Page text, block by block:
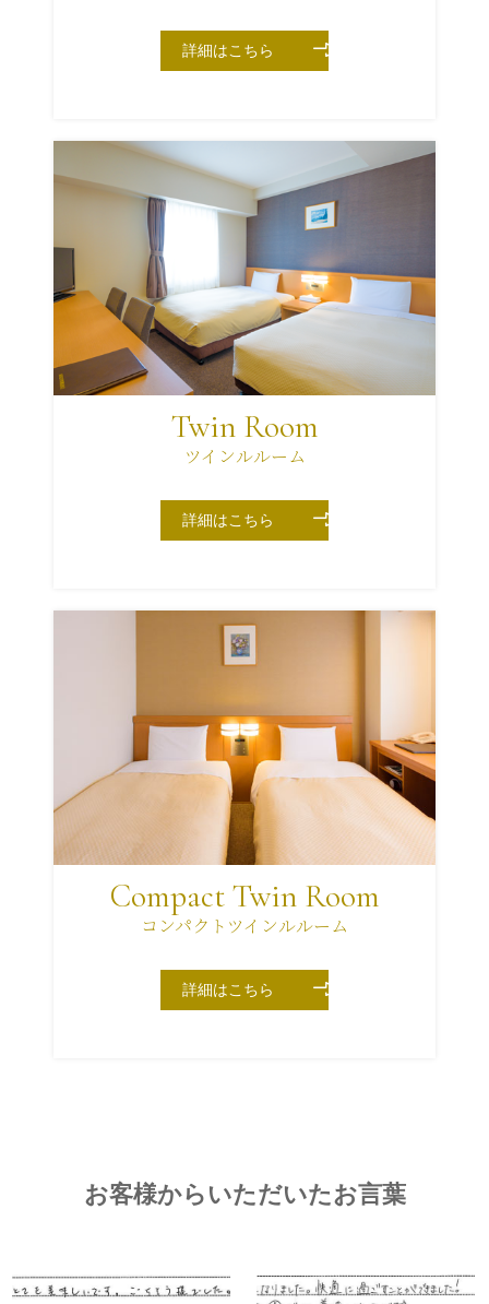
詳細はこちら
Twin Room
ツインルルーム
詳細はこちら
Compact Twin Room
コンパクトツインルルーム
詳細はこちら
お客様からいただいたお言葉